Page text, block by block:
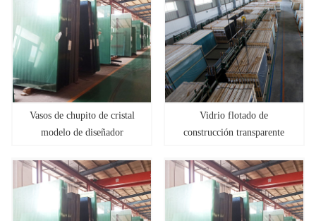
Vasos de chupito de cristal
modelo de diseñador
Vidrio flotado de
construcción transparente